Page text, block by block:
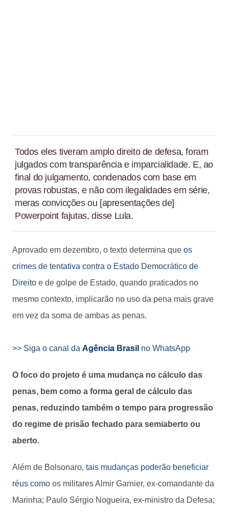
Todos eles tiveram amplo direito de defesa, foram
julgados com transparência e imparcialidade. E, ao
final do julgamento, condenados com base em
provas robustas, e não com ilegalidades em série,
meras convicções ou [apresentações de]
Powerpoint fajutas, disse Lula.
Aprovado em dezembro, o texto determina que os
crimes de tentativa contra o Estado Democrático de
Direito e de golpe de Estado, quando praticados no
mesmo contexto, implicarão no uso da pena mais grave
em vez da soma de ambas as penas.
>> Siga o canal da Agência Brasil no WhatsApp
O foco do projeto é uma mudança no cálculo das
penas, bem como a forma geral de cálculo das
penas, reduzindo também o tempo para progressão
do regime de prisão fechado para semiaberto ou
aberto.
Além de Bolsonaro, tais mudanças poderão beneficiar
réus como os militares Almir Garnier, ex-comandante da
Marinha; Paulo Sérgio Nogueira, ex-ministro da Defesa;